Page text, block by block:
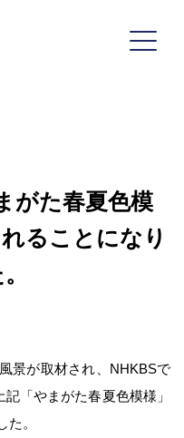
がた春夏色模
ることになり
景が取材され、NHKBSで
「やまがた春夏色模様」
た。